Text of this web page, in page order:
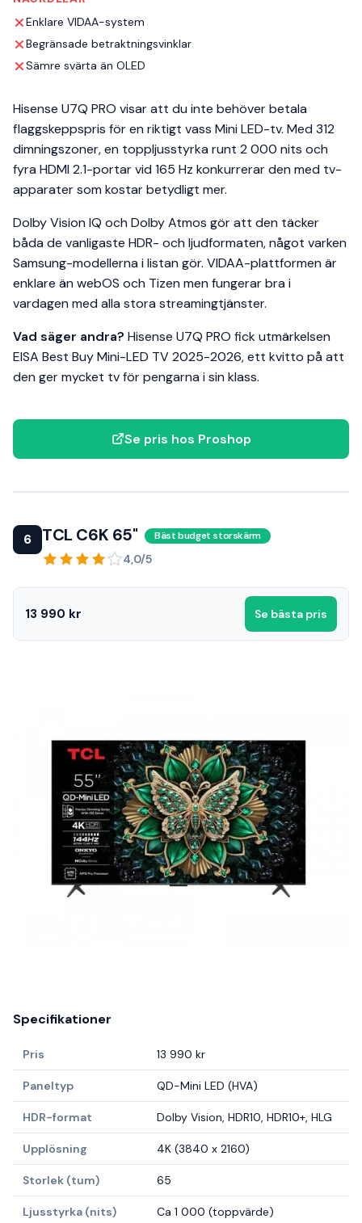
Enklare VIDAA-system
Begränsade betraktningsvinklar
Sämre svärta än OLED
Hisense U7Q PRO visar att du inte behöver betala
flaggskeppspris för en riktigt vass Mini LED-tv. Med 312
dimningszoner, en toppljusstyrka runt 2 000 nits och
fyra HDMI 2.1-portar vid 165 Hz konkurrerar den med tv-
apparater som kostar betydligt mer.
Dolby Vision IQ och Dolby Atmos gör att den täcker
båda de vanligaste HDR- och ljudformaten, något varken
Samsung-modellerna i listan gör. VIDAA-plattformen är
enklare än webOS och Tizen men fungerar bra i
vardagen med alla stora streamingtjänster.
Vad säger andra? Hisense U7Q PRO fick utmärkelsen
EISA Best Buy Mini-LED TV 2025-2026, ett kvitto på att
den ger mycket tv för pengarna i sin klass.
Se pris hos Proshop
6 TCL C6K 65" Bäst budget storskärm
4,0/5
13 990 kr Se bästa pris
Specifikationer
Pris 13 990 kr
Paneltyp QD-Mini LED (HVA)
HDR-format Dolby Vision, HDR10, HDR10+, HLG
Upplösning 4K (3840 x 2160)
Storlek (tum) 65
Ljusstyrka (nits) Ca 1 000 (toppvärde)